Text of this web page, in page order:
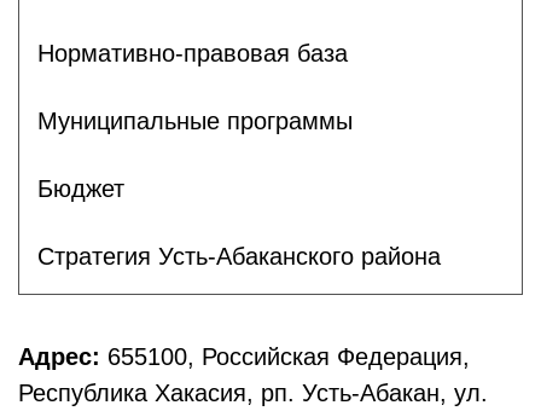
Нормативно-правовая база
Муниципальные программы
Бюджет
Стратегия Усть-Абаканского района
Адрес: 655100, Российская Федерация,
Республика Хакасия, рп. Усть-Абакан, ул.